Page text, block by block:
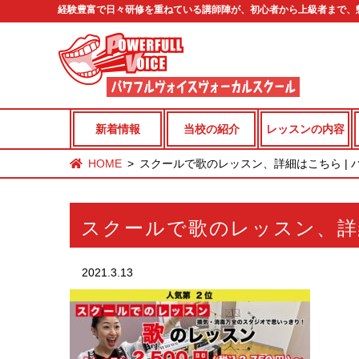
経験豊富で日々研修を重ねている講師陣が、初心者から上級者まで
新着情報 当校の紹介 レッスンの内容
HOME スクールで歌のレッスン、詳細はこちら |
スクールで歌のレッスン、
2021.3.13